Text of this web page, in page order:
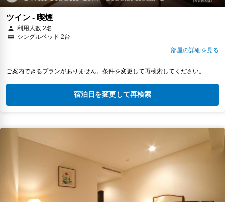
ツイン - 喫煙
利用人数 2名
シングルベッド 2台
部屋の詳細を見る
ご案内できるプランがありません。条件を変更して再検索してください。
宿泊日を変更して再検索